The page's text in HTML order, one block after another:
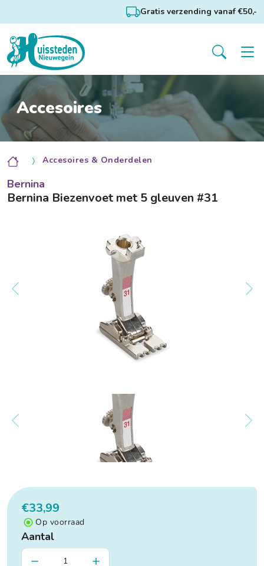
Gratis verzending vanaf €50,-
Accesoires
Accesoires & Onderdelen
Bernina
Bernina Biezenvoet met 5 gleuven #31
€33,99
Op voorraad
Aantal